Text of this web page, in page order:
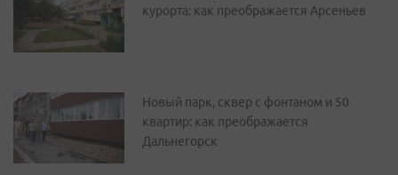
курорта: как преображается Арсеньев
Новый парк, сквер с фонтаном и 50
квартир: как преображается
Дальнегорск